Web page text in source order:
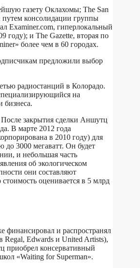
газету Оклахомы; The San
путем консолидации группы
Examiner.com, гиперлокальный
году); и The Gazette, вторая по
более чем в 60 городах.
предложили выбор
радиостанций в Колорадо.
на
бизнеса.
закрытия сделки Аншутц
В марте 2012 года
в 2010 году) для
до 3000 мегаватт. Он будет
и небольшая часть
об экологическом
они составляют
оценивается в 5 млрд
финансировал и распространял
Regal, Edwards и United Artists),
приобрел консервативный
«Waiting for Superman».